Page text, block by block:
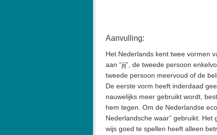
Aanvulling:
Het Nederlands kent twee vormen
aan “jij”, de tweede persoon
tweede persoon meervoud of de
De eerste vorm heeft inderdaad
nauwelijks meer gebruikt wordt,
hem tegen. Om de Nederlandse
Nederlandsche waar” gebruikt.
wijs goed te spellen heeft alleen